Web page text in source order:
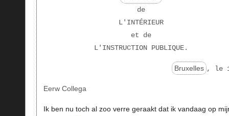
de
L'INTÉRIEUR
et de
L'INSTRUCTION PUBLIQUE.
Bruxelles , le
Eerw Collega
Ik ben nu toch al zoo verre geraakt dat ik vandaag op